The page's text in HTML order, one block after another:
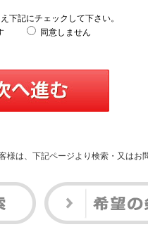
下記にチェックして下さい。
同意しません
様は、下記ページより検索・又はお